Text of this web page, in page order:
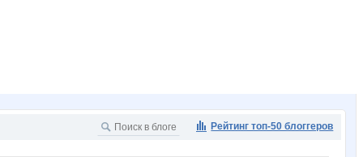
Рейтинг топ-50 блоггеров